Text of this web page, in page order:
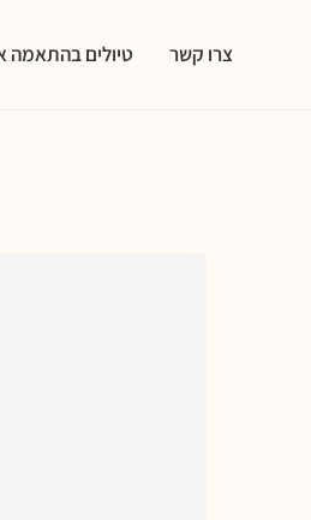
טיולים בהתאמה צרו קשר